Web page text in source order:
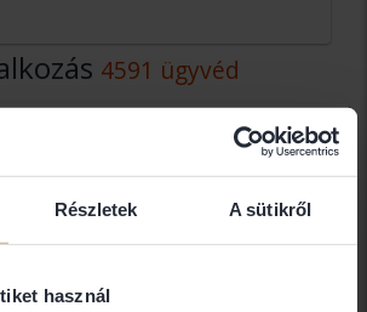
Részletek A sütikről
használ
4591 ügyvéd
JÁNOS ÜGYVÉDI IRODA
Budapest
Árvai Lilla